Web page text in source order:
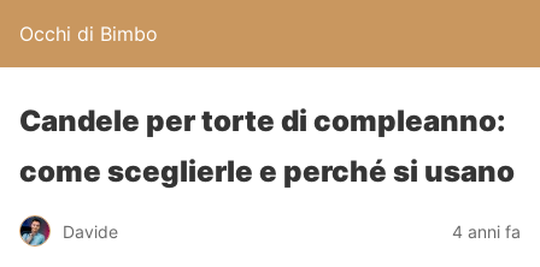
Occhi di Bimbo
Candele per torte di compleanno:
come sceglierle e perché si usano
Davide 4 anni fa